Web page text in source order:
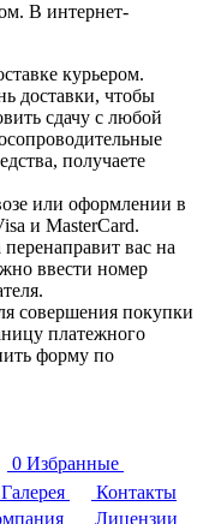
В интернет-
курьером.
доставки, чтобы
сдачу с любой
получаете
или оформлении в
и MasterCard.
вас на
ввести номер
совершения покупки
платежного
форму по
0 Избранные
Галерея
Контакты
Лицензии